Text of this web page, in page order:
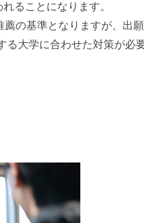
ることになります。
の基準となりますが、出願
る大学に合わせた対策が必